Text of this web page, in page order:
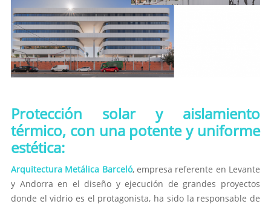
Protección solar y aislamiento
térmico, con una potente y uniforme
estética:
Arquitectura Metálica Barceló, empresa referente en Levante
y Andorra en el diseño y ejecución de grandes proyectos
donde el vidrio es el protagonista, ha sido la responsable de